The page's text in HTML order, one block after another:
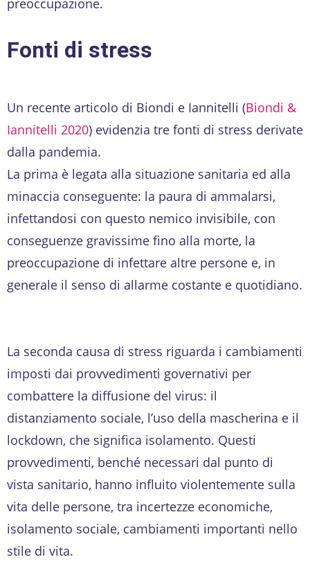
preoccupazione.
Fonti di stress
Un recente articolo di Biondi e Iannitelli (Biondi &
Iannitelli 2020) evidenzia tre fonti di stress derivate
dalla pandemia.
La prima è legata alla situazione sanitaria ed alla
minaccia conseguente: la paura di ammalarsi,
infettandosi con questo nemico invisibile, con
conseguenze gravissime fino alla morte, la
preoccupazione di infettare altre persone e, in
generale il senso di allarme costante e quotidiano.
La seconda causa di stress riguarda i cambiamenti
imposti dai provvedimenti governativi per
combattere la diffusione del virus: il
distanziamento sociale, l’uso della mascherina e il
lockdown, che significa isolamento. Questi
provvedimenti, benché necessari dal punto di
vista sanitario, hanno influito violentemente sulla
vita delle persone, tra incertezze economiche,
isolamento sociale, cambiamenti importanti nello
stile di vita.